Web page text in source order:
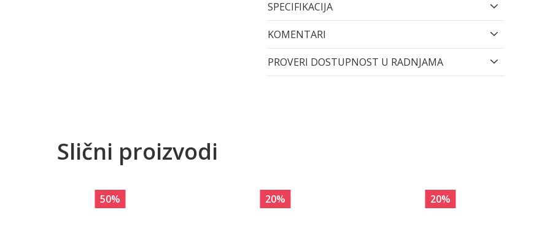
SPECIFIKACIJA
KOMENTARI
PROVERI DOSTUPNOST U RADNJAMA
Slični proizvodi
50% 20% 20%